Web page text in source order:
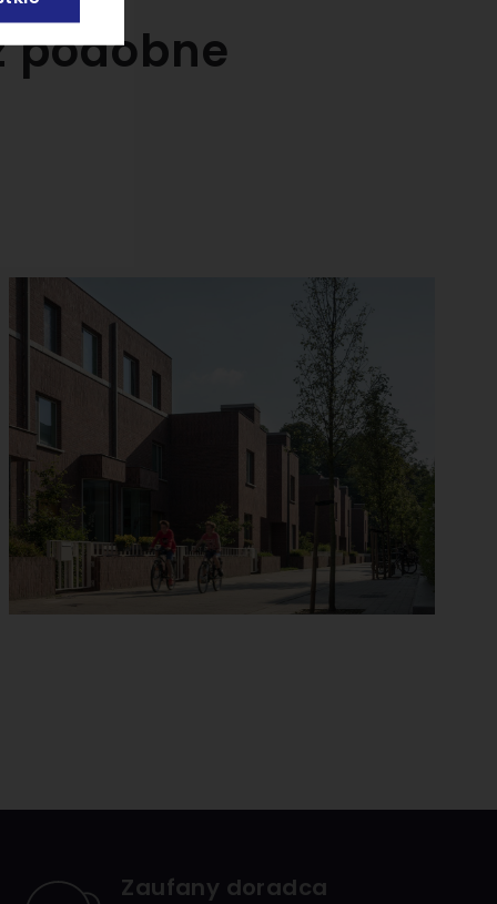
podobne
Zaufany doradca